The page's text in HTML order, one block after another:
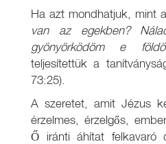
Ha azt mondhatjuk, mint
van az egekben?
gyönyörködöm e
teljesítettük a
73:25).
A szeretet, amit Jézus
érzelmes, érzelgős,
Ő iránti áhítat felkavaró